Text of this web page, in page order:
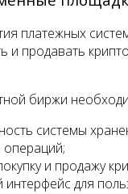
платежных
и продавать
биржи
системы
операций;
и продажу
для